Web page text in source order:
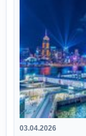
03.04.2026